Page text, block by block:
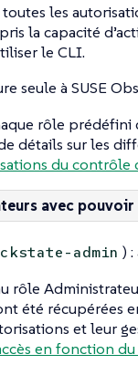
toutes les
la capacité
le CLI.
seule à SUSE
rôle
détails sur les
du contrôle
avec pouvoir
admin )
rôle
été récupérées
et leur
en fonction du